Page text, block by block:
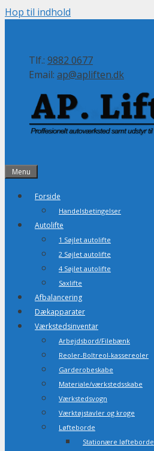
Hop til indhold
Tlf.: 9882 0677
Email: ap@apliften.dk
Menu
Forside
Handelsbetingelser
Autolifte
1 Søjlet autolifte
2 Søjlet autolifte
4 Søjlet autolifte
Saxlifte
Afbalancering
Dækapparater
Værkstedsinventar
Arbejdsbord/Filebænk
Reoler-Boltreol-kassereoler
Garderobeskabe
Materiale/værkstedsskabe
Værkstedsvogn
Værktøjstavler og kroge
Løfteborde
Stationære løfteborde